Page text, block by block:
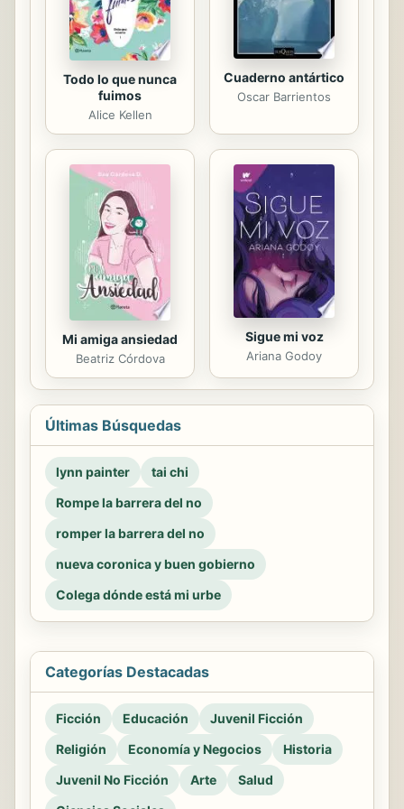
salto mortal que ...
Todo lo que nunca
fuimos
Alice Kellen
Cuaderno antártico
Oscar Barrientos
Mi amiga ansiedad
Beatriz Córdova
Sigue mi voz
Ariana Godoy
Últimas Búsquedas
lynn painter
tai chi
Rompe la barrera del no
romper la barrera del no
nueva coronica y buen gobierno
Colega dónde está mi urbe
Categorías Destacadas
Ficción Educación
Juvenil Ficción
Religión
Economía y Negocios
Historia
Juvenil No Ficción
Arte
Salud